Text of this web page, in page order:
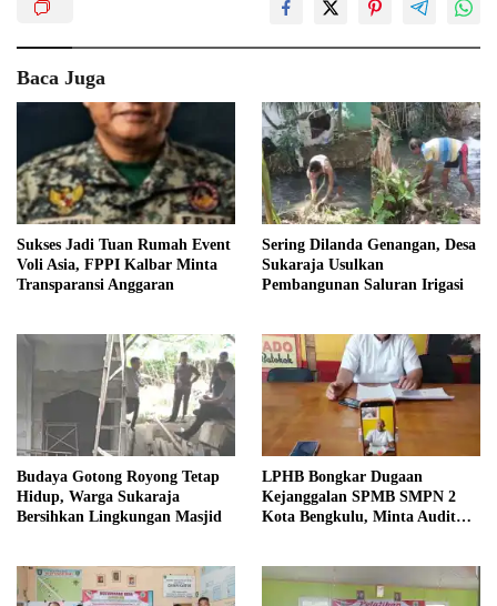
Baca Juga
Sukses Jadi Tuan Rumah Event
Voli Asia, FPPI Kalbar Minta
Transparansi Anggaran
Sering Dilanda Genangan, Desa
Sukaraja Usulkan
Pembangunan Saluran Irigasi
Budaya Gotong Royong Tetap
Hidup, Warga Sukaraja
Bersihkan Lingkungan Masjid
LPHB Bongkar Dugaan
Kejanggalan SPMB SMPN 2
Kota Bengkulu, Minta Audit